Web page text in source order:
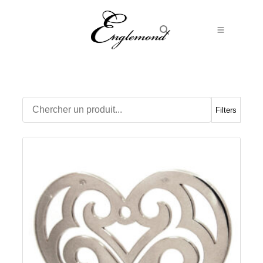
Boucles d’Oreilles
Boutons de manchette
Colliers
Médailles
Pendentifs
Adamas
Filters